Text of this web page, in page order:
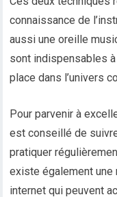
connaissance de
aussi une oreille
sont indispensables
place dans l’univers
Pour parvenir à
est conseillé de
pratiquer
existe également
internet qui peuvent